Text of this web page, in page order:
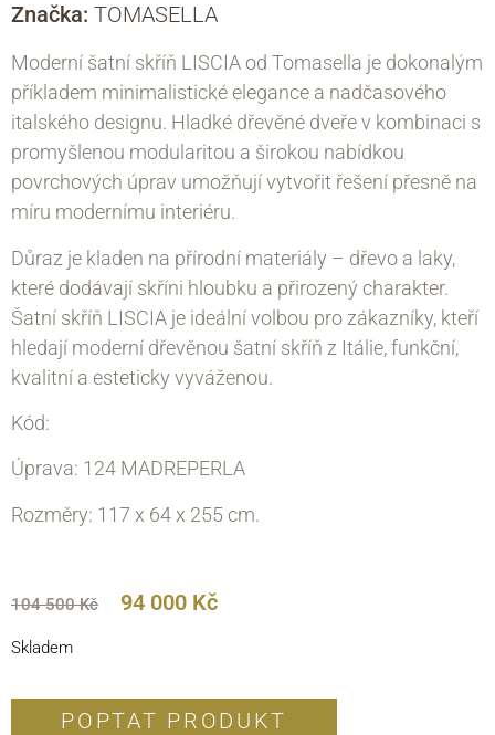
Značka: TOMASELLA
Moderní šatní skříň LISCIA od Tomasella je dokonalým
příkladem minimalistické elegance a nadčasového
italského designu. Hladké dřevěné dveře v kombinaci s
promyšlenou modularitou a širokou nabídkou
povrchových úprav umožňují vytvořit řešení přesně na
míru modernímu interiéru.
Důraz je kladen na přírodní materiály – dřevo a laky,
které dodávají skříni hloubku a přirozený charakter.
Šatní skříň LISCIA je ideální volbou pro zákazníky, kteří
hledají moderní dřevěnou šatní skříň z Itálie, funkční,
kvalitní a esteticky vyváženou.
Kód:
Úprava: 124 MADREPERLA
Rozměry: 117 x 64 х 255 cm.
104 500Kč 94 000 Kč
Skladem
POPTAT PRODUKT